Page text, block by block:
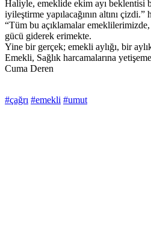
Haliyle, emeklide ekim ayı beklentisi
iyileştirme yapılacağının altını çizdi.”
“Tüm bu açıklamalar
gücü giderek erimekte.
Yine bir gerçek; emekli aylığı, bir
Emekli, Sağlık harcamalarına
Cuma Deren
#çağrı #emekli #umut